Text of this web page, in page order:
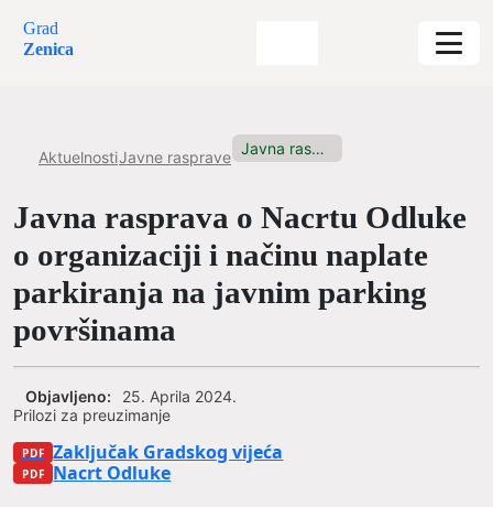
Grad
Zenica
AktuelnostiJavne rasprave Javna rasprava o Nacrtu Odluke...
Javna rasprava o Nacrtu Odluke
o organizaciji i načinu naplate
parkiranja na javnim parking
površinama
Prilozi za preuzimanje
Zaključak Gradskog vijeća
Nacrt Odluke
Objavljeno: 25. Aprila 2024.